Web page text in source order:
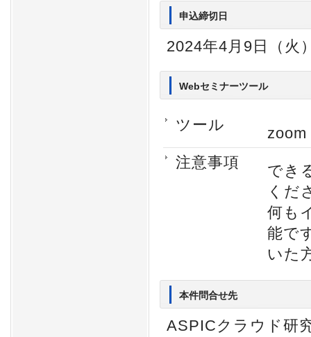
申込締切日
2024年4月9日（火
Webセミナーツール
ツール
注意事項
でき
くだ
何も
能で
いた
本件問合せ先
ASPICクラウド研